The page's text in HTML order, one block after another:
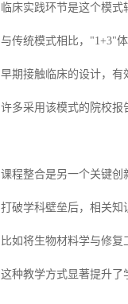
临床实践环节是这个模式
与传统模式相比，"1+3"
早期接触临床的设计，有
许多采用该模式的院校报
课程整合是另一个关键创
打破学科壁垒后，相关知
比如将生物材料学与修复
这种教学方式显著提升了